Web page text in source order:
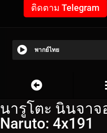
ติดตาม Telegram
พากย์ไทย
นารูโตะ นินจาจ
Naruto: 4x191